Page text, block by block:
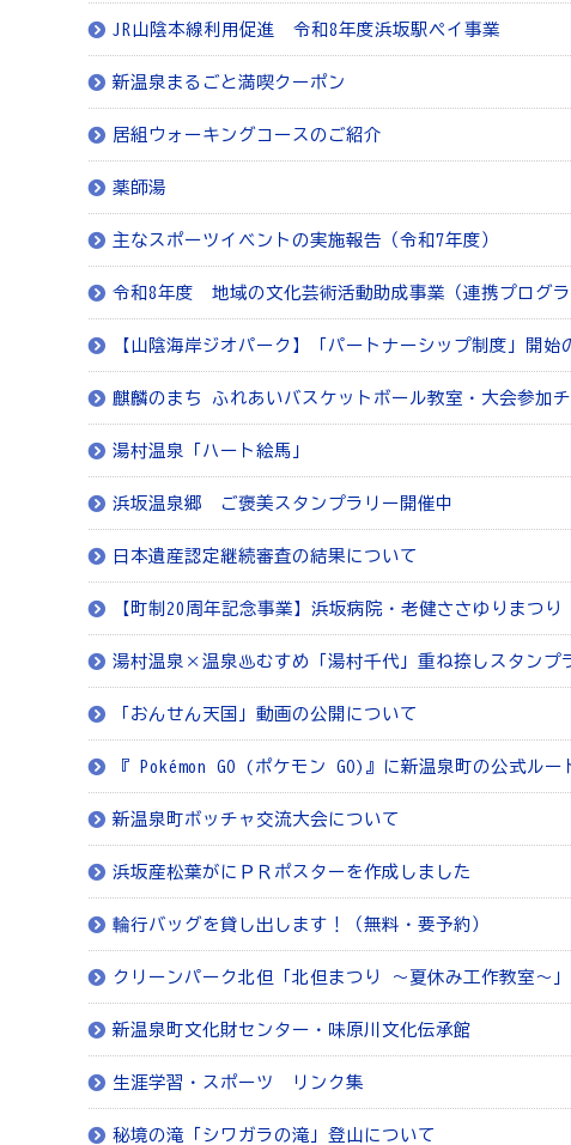
JR山陰本線利用促進 令和8年度浜坂駅ペイ事業
新温泉まるごと満喫クーポン
居組ウォーキングコースのご紹介
薬師湯
主なスポーツイベントの実施報告（令和7年度）
令和8年度 地域の文化芸術活動助成事業（連携プログラ
【山陰海岸ジオパーク】「パートナーシップ制度」開始
麒麟のまち ふれあいバスケットボール教室・大会参加
湯村温泉「ハート絵馬」
浜坂温泉郷 ご褒美スタンプラリー開催中
日本遺産認定継続審査の結果について
【町制20周年記念事業】浜坂病院・老健ささゆりまつり
湯村温泉×温泉♨むすめ「湯村千代」重ね捺しスタンプ
「おんせん天国」動画の公開について
『 Pokémon GO (ポケモン GO)』に新温泉町の公式ルー
新温泉町ボッチャ交流大会について
浜坂産松葉がにＰＲポスターを作成しました
輪行バッグを貸し出します！（無料・要予約）
クリーンパーク北但「北但まつり ～夏休み工作教室～
新温泉町文化財センター・味原川文化伝承館
生涯学習・スポーツ リンク集
秘境の滝「シワガラの滝」登山について